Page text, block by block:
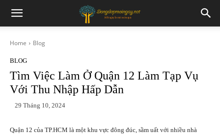
Home Blog
BLOG
Tìm Việc Làm Ở Quận 12 Làm Tạp Vụ
Với Thu Nhập Hấp Dẫn
29 Tháng 10, 2024
Quận 12 của TP.HCM là một khu vực đông đúc, sầm uất với nhiều nhà